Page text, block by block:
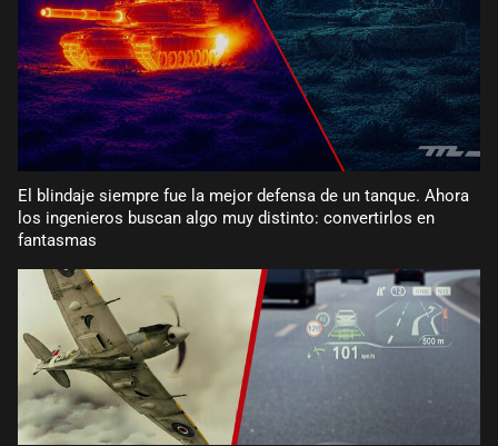
El blindaje siempre fue la mejor defensa de un tanque. Ahora
los ingenieros buscan algo muy distinto: convertirlos en
fantasmas